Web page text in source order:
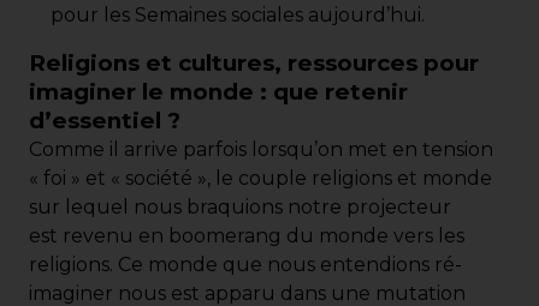
pour les Semaines sociales aujourd’hui.
Religions et cultures, ressources pour
imaginer le monde : que retenir
d’essentiel ?
Comme il arrive parfois lorsqu’on met en tension
« foi » et « société », le couple religions et monde
sur lequel nous braquions notre projecteur
est revenu en boomerang du monde vers les
religions. Ce monde que nous entendions ré-
imaginer nous est apparu dans une mutation